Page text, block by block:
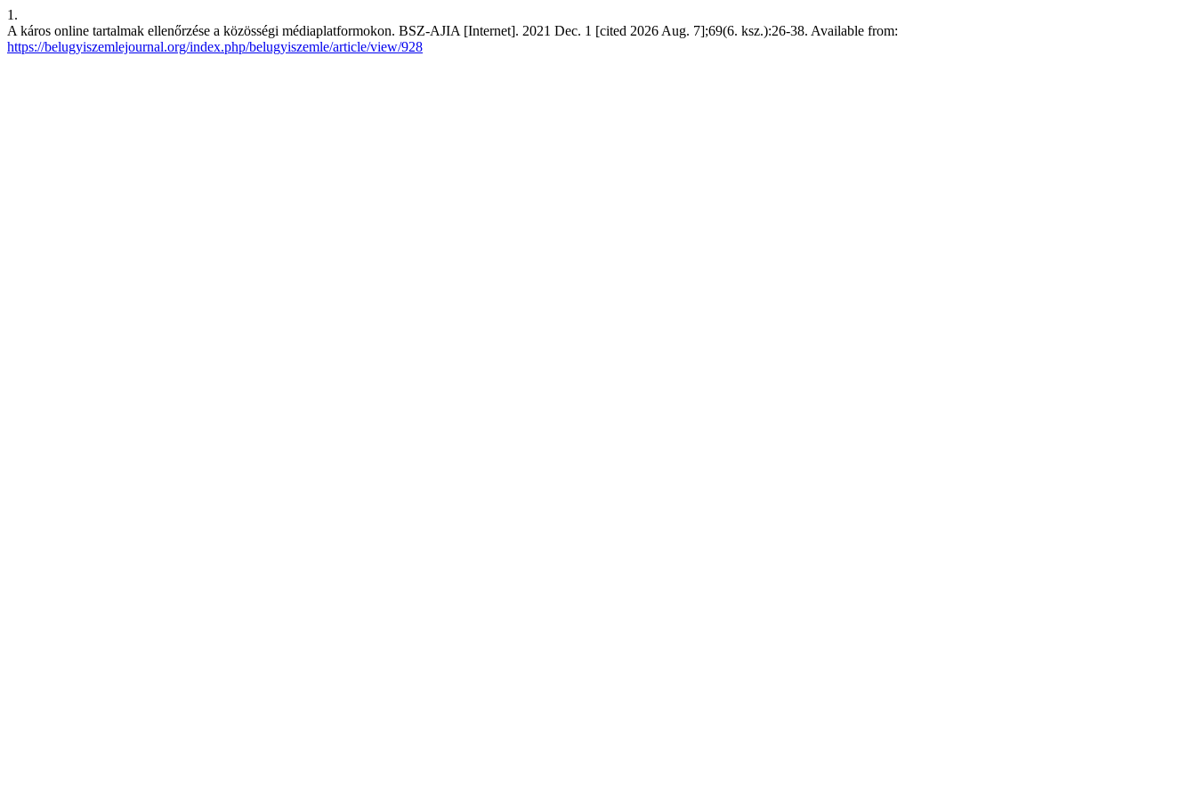
1.
A káros online tartalmak ellenőrzése a közösségi médiaplatformokon. BSZ-AJIA [Internet]. 2021 Dec. 1 [cited 2026 Aug. 7];69(6. ksz.):26-38. Available from:
https://belugyiszemlejournal.org/index.php/belugyiszemle/article/view/928